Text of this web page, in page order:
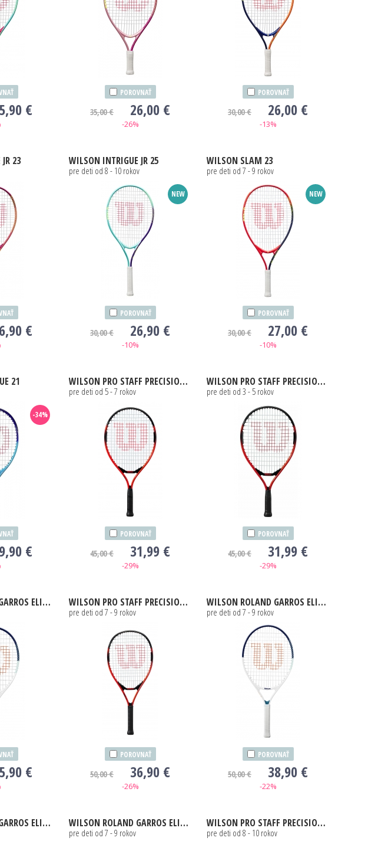
€
POROVNAŤ
35,00 € 26,00 €
-26%
POROVNAŤ
30,00 € 26,00 €
-13%
23
€
WILSON INTRIGUE JR 25
pre deti od 8 - 10 rokov
NEW
POROVNAŤ
30,00 € 26,90 €
-10%
WILSON SLAM 23
pre deti od 7 - 9 rokov
NEW
POROVNAŤ
30,00 € 27,00 €
-10%
21
-34%
€
WILSON PRO STAFF PRECISION 21
pre deti od 5 - 7 rokov
POROVNAŤ
45,00 € 31,99 €
-29%
WILSON PRO STAFF PRECISION JR 19
pre deti od 3 - 5 rokov
POROVNAŤ
45,00 € 31,99 €
-29%
ELITE 21
€
WILSON PRO STAFF PRECISION JR 23
pre deti od 7 - 9 rokov
POROVNAŤ
50,00 € 36,90 €
-26%
WILSON ROLAND GARROS ELITE 23
pre deti od 7 - 9 rokov
POROVNAŤ
50,00 € 38,90 €
-22%
ELITE 2026 WILSON ROLAND GARROS ELITE 23
pre deti od 7 - 9 rokov
WILSON PRO STAFF PRECISION JR 25
pre deti od 8 - 10 rokov